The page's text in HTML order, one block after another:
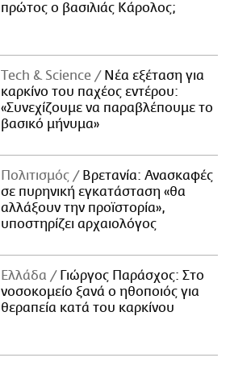
πρώτος ο βασιλιάς Κάρολος;
Τech & Science
Νέα εξέταση για
καρκίνο του παχέος εντέρου:
«Συνεχίζουμε να παραβλέπουμε το
βασικό μήνυμα»
Πολιτισμός
Βρετανία: Ανασκαφές
σε πυρηνική εγκατάσταση «θα
αλλάξουν την προϊστορία»,
υποστηρίζει αρχαιολόγος
Ελλάδα
Γιώργος Παράσχος: Στο
νοσοκομείο ξανά ο ηθοποιός για
θεραπεία κατά του καρκίνου